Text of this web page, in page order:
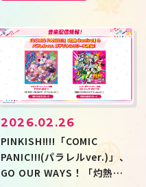
スニングパーティ開催決定
2026.02.26
PINKISH!!!!「COMIC
PANIC!!!(パラレルver.)」、
GO OUR WAYS！「灼熱